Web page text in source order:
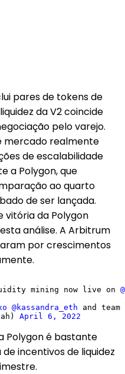
pares de tokens de
da V2 coincide
pelo varejo.
mercado realmente
de escalabilidade
a Polygon, que
ao quarto
de ser lançada.
vitória da Polygon
análise. A Arbitrum
por crescimentos
mining now live on
@kassandra_eth and
April 6, 2022
Polygon é bastante
incentivos de liquidez